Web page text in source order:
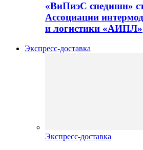
«ВиПиэС спедишн»
Ассоциации
и логистики «АИПЛ»
Экспресс-доставка
Экспресс-доставка